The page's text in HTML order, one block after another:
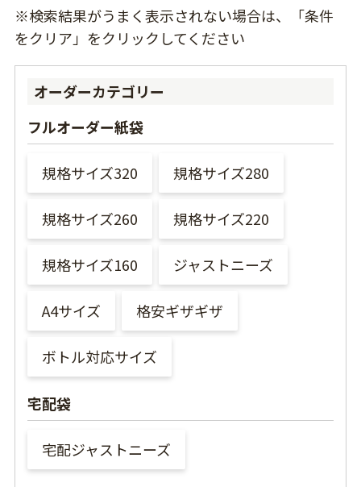
※検索結果がうまく表示されない場合は、「条件
をクリア」をクリックしてください
オーダーカテゴリー
フルオーダー紙袋
規格サイズ320 規格サイズ280
規格サイズ260 規格サイズ220
規格サイズ160 ジャストニーズ
A4サイズ 格安ギザギザ
ボトル対応サイズ
宅配袋
宅配ジャストニーズ